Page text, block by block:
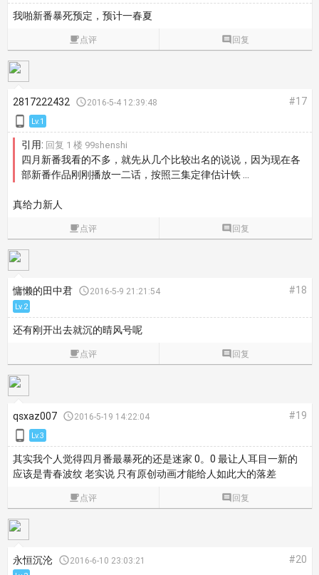
我啪新番暴死预定，预计一春夏
点评  回复
2817222432 2016-5-4 12:39:48 #17
 Lv.1
引用: 回复 1 楼 99shenshi
四月新番我看的不多，就先从几个比较出名的说说，因为现在各
部新番作品刚刚播放一二话，按照三集定律估计铁 ...
真给力新人
点评  回复
慵懒的田中君 2016-5-9 21:21:54 #18
Lv.2
还有刚开出去就沉的晴风号呢
点评  回复
qsxaz007 2016-5-19 14:22:04 #19
 Lv.3
其实我个人觉得四月番最暴死的还是迷家 0。0 最让人耳目一新的
应该是青春波纹 老实说 只有原创动画才能给人如此大的落差
点评  回复
永恒沉沦 2016-6-10 23:03:21 #20